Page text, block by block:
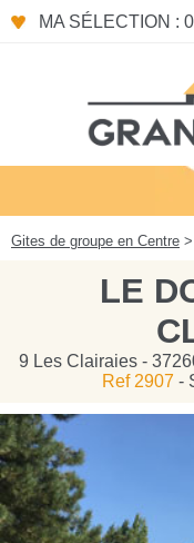
MA SÉLECTION :
Gites de groupe en Centre >
LE
9 Les Clairaies -
Ref 2907 -
Panneau de gestion des